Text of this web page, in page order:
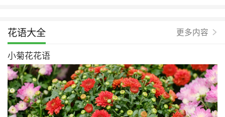
花语大全 更多内容
小菊花花语